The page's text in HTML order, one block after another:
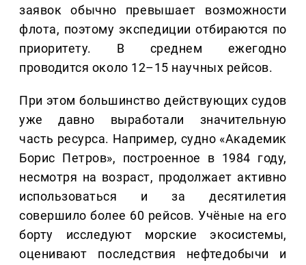
заявок обычно превышает возможности
флота, поэтому экспедиции отбираются по
приоритету. В среднем ежегодно
проводится около 12–15 научных рейсов.
При этом большинство действующих судов
уже давно выработали значительную
часть ресурса. Например, судно «Академик
Борис Петров», построенное в 1984 году,
несмотря на возраст, продолжает активно
использоваться и за десятилетия
совершило более 60 рейсов. Учёные на его
борту исследуют морские экосистемы,
оценивают последствия нефтедобычи и